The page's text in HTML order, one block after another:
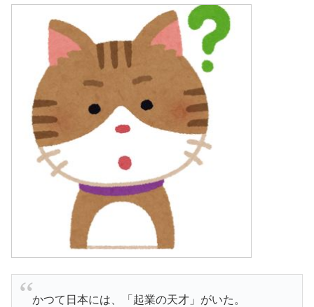
かつて日本には、「起業の天才」がいた。